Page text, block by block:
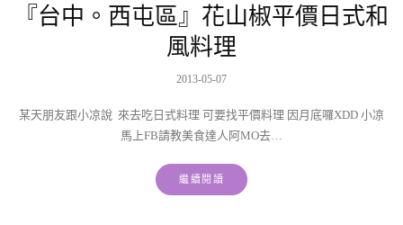
『台中。西屯區』花山椒平價日式和
風料理
2013-05-07
某天朋友跟小凉說 來去吃日式料理 可要找平價料理 因月底囉XDD 小凉
馬上FB請教美食達人阿MO去…
繼續閱讀